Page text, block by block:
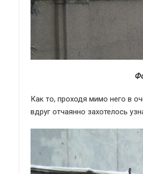
Как то, проходя мимо него в
вдруг отчаянно захотелось